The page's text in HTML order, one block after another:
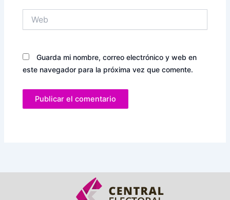
Guarda mi nombre, correo electrónico y web en
este navegador para la próxima vez que comente.